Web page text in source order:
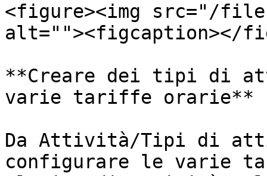
<figure><img src="/files/
alt=""><figcaption></
**Creare dei tipi di
varie tariffe orarie**
Da Attività/Tipi di
configurare le varie